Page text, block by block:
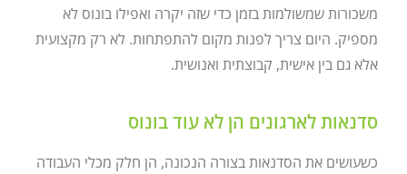
משכורות שמשולמות בזמן כדי שזה יקרה ואפילו בונוס לא
מספיק. היום צריך לפנות מקום להתפתחות. לא רק מקצועית
אלא גם בין אישית, קבוצתית ואנושית.
סדנאות לארגונים הן לא עוד בונוס
כשעושים את הסדנאות בצורה הנכונה, הן חלק מכלי העבודה